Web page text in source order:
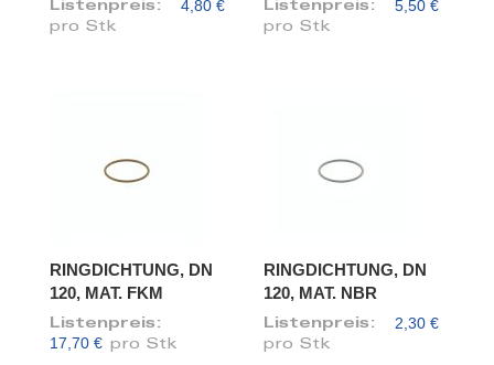
Listenpreis: 4,80 €
pro Stk
Listenpreis: 5,50 €
pro Stk
RINGDICHTUNG, DN
120, MAT. FKM
Listenpreis:
17,70 € pro Stk
RINGDICHTUNG, DN
120, MAT. NBR
Listenpreis: 2,30 €
pro Stk